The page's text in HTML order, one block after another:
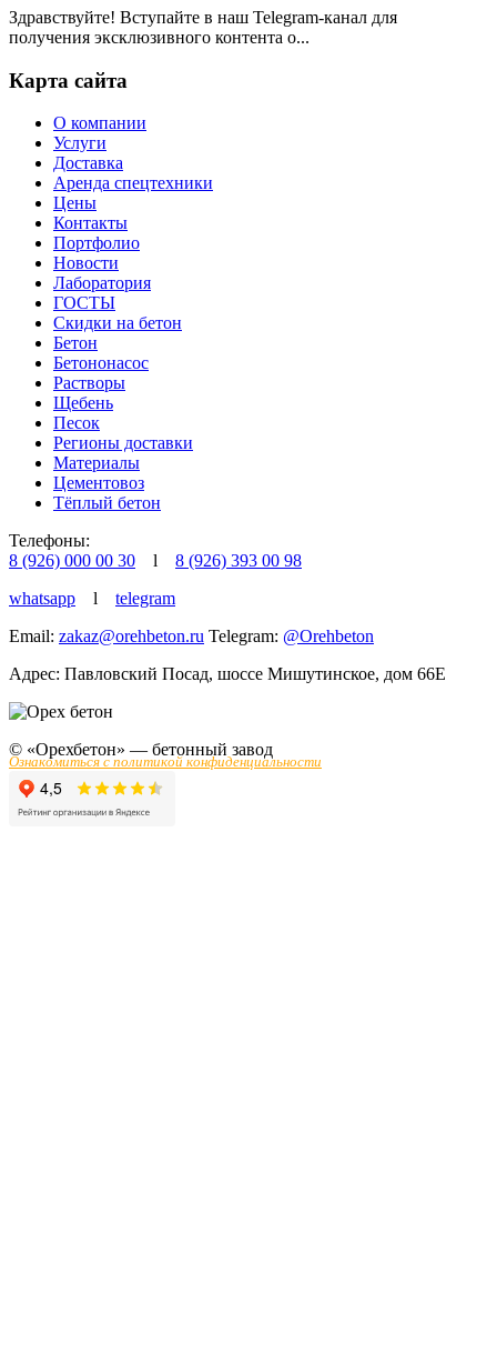
Здравствуйте! Вступайте в наш Telegram-канал для
получения эксклюзивного контента о...
Карта сайта
О компании
Услуги
Доставка
Аренда спецтехники
Цены
Контакты
Портфолио
Новости
Лаборатория
ГОСТЫ
Скидки на бетон
Бетон
Бетононасос
Растворы
Щебень
Песок
Регионы доставки
Материалы
Цементовоз
Тёплый бетон
Телефоны:
8 (926) 000 00 30
l
8 (926) 393 00 98
whatsapp
l
telegram
Email: zakaz@orehbeton.ru Telegram: @Orehbeton
Адрес: Павловский Посад, шоссе Мишутинское, дом 66Е
© «Орехбетон» — бетонный завод
Ознакомиться с политикой конфиденциальности